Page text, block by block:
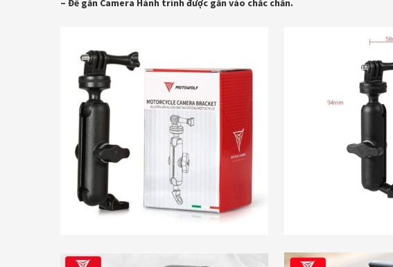
– Đế gắn Camera Hành trình được gắn vào chắc chắn.